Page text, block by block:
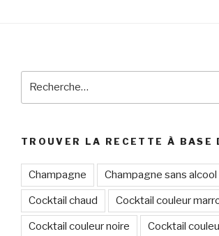
TROUVER LA RECETTE À BASE
Champagne Champagne sans alcool
Cocktail chaud Cocktail couleur
Cocktail couleur noire Cocktail